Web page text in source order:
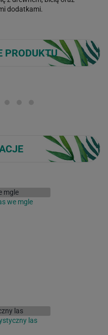
dodatkami.
PRODUKTU
we mgle
las